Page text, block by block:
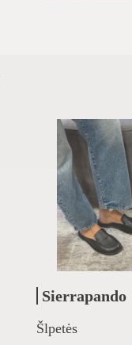
Sierrapando
Šlpetės